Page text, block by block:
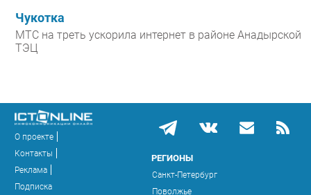
Чукотка
МТС на треть ускорила интернет в районе Анадырской
ТЭЦ
О проекте
Контакты
Реклама
Подписка
РЕГИОНЫ
Санкт-Петербург
Поволжье